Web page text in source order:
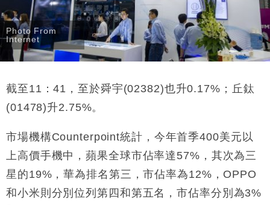
Photo From
Internet
截至11：41，至於舜宇(02382)也升0.17%；丘鈦
(01478)升2.75%。
市場機構Counterpoint統計，今年首季400美元以
上高價手機中，蘋果全球市佔率達57%，其次為三
星的19%，華為排名第三，市佔率為12%，OPPO
和小米則分別位列第四和第五名，市佔率分別為3%